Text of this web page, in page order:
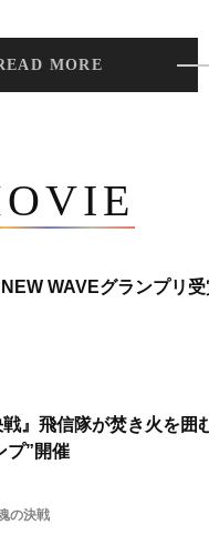
MORE
WAVEグランプリ
』飛信隊が焚き火を囲
プ”開催
の決戦